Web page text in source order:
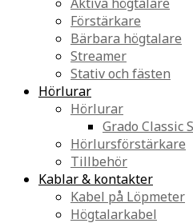
Förstärkare
Bärbara högtalare
Streamer
Stativ och fästen
Hörlurar
Hörlurar
Grado Classic
Hörlursförstärkare
Tillbehör
Kablar & kontakter
Kabel på Löpmeter
Högtalarkabel